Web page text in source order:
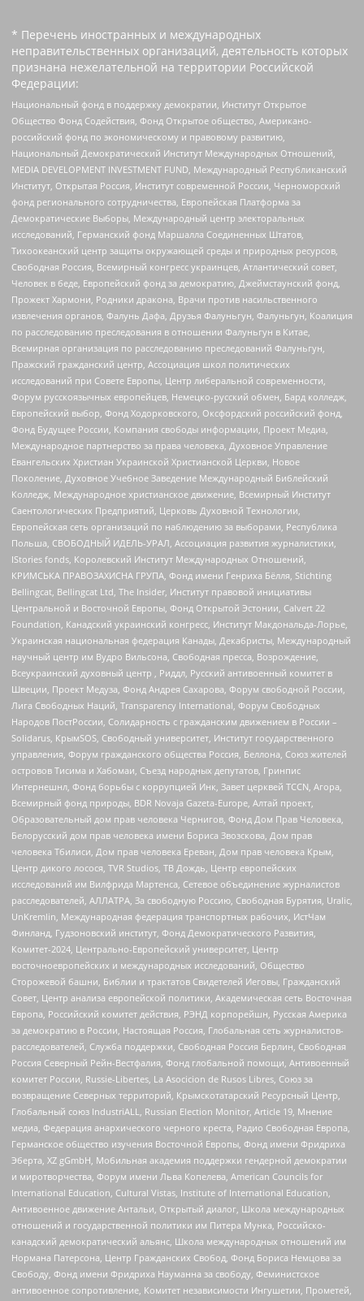
* Перечень иностранных и международных
неправительственных организаций, деятельность которых
признана нежелательной на территории Российской
Федерации:
Национальный фонд в поддержку демократии, Институт Открытое
Общество Фонд Содействия, Фонд Открытое общество, Американо-
российский фонд по экономическому и правовому развитию,
Национальный Демократический Институт Международных Отношений,
MEDIA DEVELOPMENT INVESTMENT FUND, Международный Республиканский
Институт, Открытая Россия, Институт современной России, Черноморский
фонд регионального сотрудничества, Европейская Платформа за
Демократические Выборы, Международный центр электоральных
исследований, Германский фонд Маршалла Соединенных Штатов,
Тихоокеанский центр защиты окружающей среды и природных ресурсов,
Свободная Россия, Всемирный конгресс украинцев, Атлантический совет,
Человек в беде, Европейский фонд за демократию, Джеймстаунский фонд,
Прожект Хармони, Родники дракона, Врачи против насильственного
извлечения органов, Фалунь Дафа, Друзья Фалуньгун, Фалуньгун, Коалиция
по расследованию преследования в отношении Фалуньгун в Китае,
Всемирная организация по расследованию преследований Фалуньгун,
Пражский гражданский центр, Ассоциация школ политических
исследований при Совете Европы, Центр либеральной современности,
Форум русскоязычных европейцев, Немецко-русский обмен, Бард колледж,
Европейский выбор, Фонд Ходорковского, Оксфордский российский фонд,
Фонд Будущее России, Компания свободы информации, Проект Медиа,
Международное партнерство за права человека, Духовное Управление
Евангельских Христиан Украинской Христианской Церкви, Новое
Поколение, Духовное Учебное Заведение Международный Библейский
Колледж, Международное христианское движение, Всемирный Институт
Саентологических Предприятий, Церковь Духовной Технологии,
Европейская сеть организаций по наблюдению за выборами, Республика
Польша, СВОБОДНЫЙ ИДЕЛЬ-УРАЛ, Ассоциация развития журналистики,
IStories fonds, Королевский Институт Международных Отношений,
КРИМСЬКА ПРАВОЗАХИСНА ГРУПА, Фонд имени Генриха Бёлля, Stichting
Bellingcat, Bellingcat Ltd, The Insider, Институт правовой инициативы
Центральной и Восточной Европы, Фонд Открытой Эстонии, Calvert 22
Foundation, Канадский украинский конгресс, Институт Макдональда-Лорье,
Украинская национальная федерация Канады, Декабристы, Международный
научный центр им Вудро Вильсона, Свободная пресса, Возрождение,
Всеукраинский духовный центр , Риддл, Русский антивоенный комитет в
Швеции, Проект Медуза, Фонд Андрея Сахарова, Форум свободной России,
Лига Свободных Наций, Transparеncy International, Форум Свободных
Народов ПостРоссии, Солидарность с гражданским движением в России –
Solidarus, КрымSOS, Свободный университет, Институт государственного
управления, Форум гражданского общества Россия, Беллона, Союз жителей
островов Тисима и Хабомаи, Съезд народных депутатов, Гринпис
Интернешнл, Фонд борьбы с коррупцией Инк, Завет церквей TCCN, Агора,
Всемирный фонд природы, BDR Novaja Gazeta-Europe, Алтай проект,
Образовательный дом прав человека Чернигов, Фонд Дом Прав Человека,
Белорусский дом прав человека имени Бориса Звозскова, Дом прав
человека Тбилиси, Дом прав человека Ереван, Дом прав человека Крым,
Центр дикого лосося, TVR Studios, ТВ Дождь, Центр европейских
исследований им Вилфрида Мартенса, Сетевое объединение журналистов
расследователей, АЛЛАТРА, За свободную Россию, Свободная Бурятия, Uralic,
UnKremlin, Международная федерация транспортных рабочих, ИстЧам
Финланд, Гудзоновский институт, Фонд Демократического Развития,
Комитет-2024, Центрально-Европейский университет, Центр
восточноевропейских и международных исследований, Общество
Сторожевой башни, Библии и трактатов Свидетелей Иеговы, Гражданский
Совет, Центр анализа европейской политики, Академическая сеть Восточная
Европа, Российский комитет действия, РЭНД корпорейшн, Русская Америка
за демократию в России, Настоящая Россия, Глобальная сеть журналистов-
расследователей, Служба поддержки, Свободная Россия Берлин, Свободная
Россия Северный Рейн-Вестфалия, Фонд глобальной помощи, Антивоенный
комитет России, Russie-Libertes, La Asocicion de Rusos Libres, Союз за
возвращение Северных территорий, Крымскотатарский Ресурсный Центр,
Глобальный союз IndustriALL, Russian Election Monitor, Article 19, Мнение
медиа, Федерация анархического черного креста, Радио Свободная Европа,
Германское общество изучения Восточной Европы, Фонд имени Фридриха
Эберта, XZ gGmbH, Мобильная академия поддержки гендерной демократии
и миротворчества, Форум имени Льва Копелева, American Councils for
International Education, Cultural Vistas, Institute of International Education,
Антивоенное движение Антальи, Открытый диалог, Школа международных
отношений и государственной политики им Питера Мунка, Российско-
канадский демократический альянс, Школа международных отношений им
Нормана Патерсона, Центр Гражданских Свобод, Фонд Бориса Немцова за
Свободу, Фонд имени Фридриха Науманна за свободу, Феминистское
антивоенное сопротивление, Комитет независимости Ингушетии, Прометей,